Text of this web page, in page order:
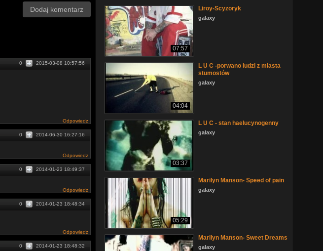
Dodaj komentarz
2015-03-08 10:57:56
0
Odpowiedz
2014-06-30 16:27:16
0
Odpowiedz
2014-01-23 18:49:37
0
Odpowiedz
2014-01-23 18:48:34
0
Odpowiedz
2014-01-23 18:48:32
0
07:57
Liroy-Scyzoryk
galaxy
04:04
L U C -porwano ludzi z miasta
stumostów
galaxy
03:37
L U C - stan haelucynogenny
galaxy
05:29
Marilyn Manson- Speed of pain
galaxy
Marilyn Manson- Sweet Dreams
galaxy